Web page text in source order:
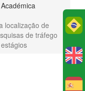
localização de
de tráfego